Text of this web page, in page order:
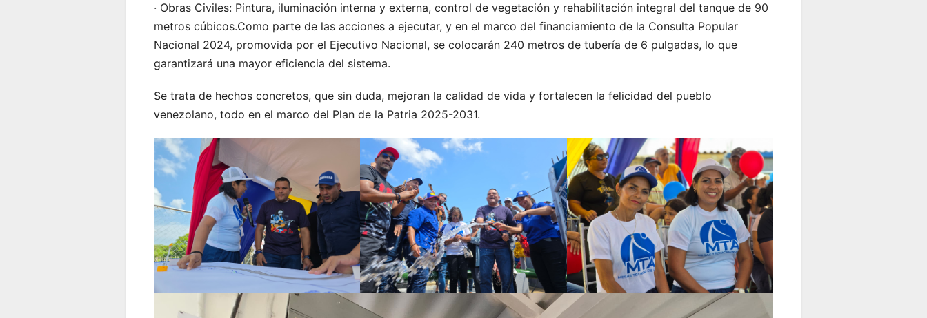
· Obras Civiles: Pintura, iluminación interna y externa, control de vegetación y rehabilitación integral del tanque de 90
metros cúbicos.Como parte de las acciones a ejecutar, y en el marco del financiamiento de la Consulta Popular
Nacional 2024, promovida por el Ejecutivo Nacional, se colocarán 240 metros de tubería de 6 pulgadas, lo que
garantizará una mayor eficiencia del sistema.
Se trata de hechos concretos, que sin duda, mejoran la calidad de vida y fortalecen la felicidad del pueblo
venezolano, todo en el marco del Plan de la Patria 2025-2031.